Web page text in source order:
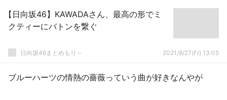
【日向坂46】KAWADAさん、最高の形でミ
クティーにバトンを繋ぐ
日向坂46まとめもり～ 2021/8/27(Fr) 13:05
ブルーハーツの情熱の薔薇っていう曲が好きなんやが